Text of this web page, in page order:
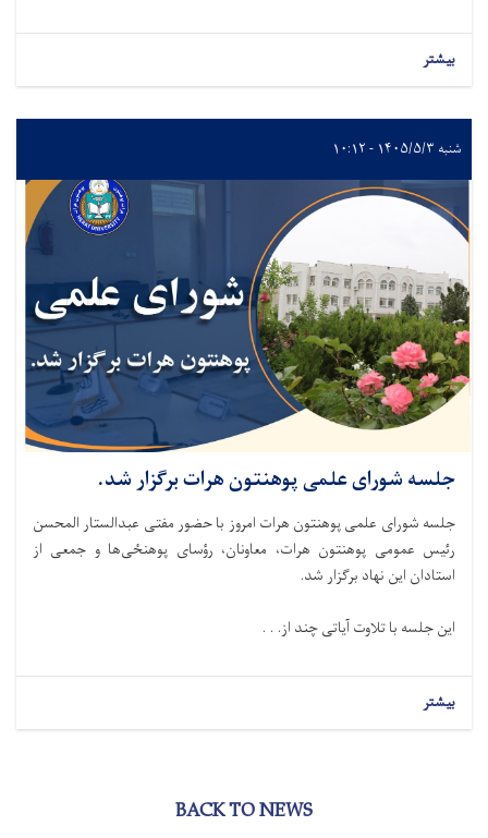
بیشتر
شنبه ۱۴۰۵/۵/۳ - ۱۰:۱۲
جلسه شورای علمی پوهنتون هرات برگزار شد.
جلسه شورای علمی پوهنتون هرات امروز با حضور مفتی عبدالستار المحسن
رئیس عمومی پوهنتون هرات، معاونان، رؤسای پوهنځی‌ها و جمعی از
استادان این نهاد برگزار شد.
این جلسه با تلاوت آیاتی چند از. . .
بیشتر
BACK TO NEWS